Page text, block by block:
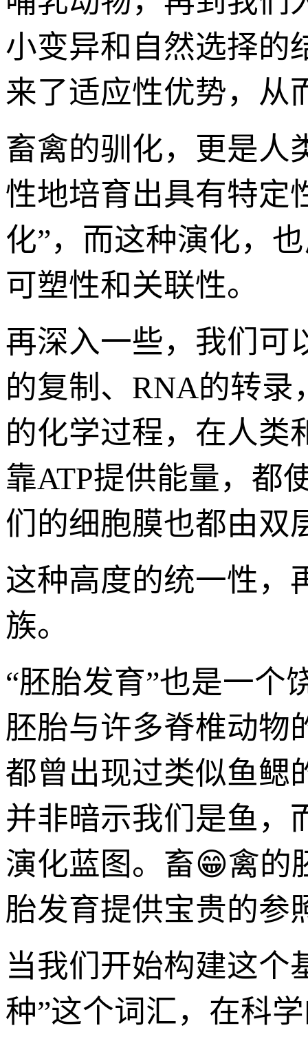
小变异和自然选择的
来了适应性优势，从
畜禽的驯化，更是人
性地培育出具有特定
化”，而这种演化，
可塑性和关联性。
再深入一些，我们可
的复制、RNA的转
的化学过程，在人类
靠ATP提供能量，都
们的细胞膜也都由双
这种高度的统一性，
族。
“胚胎发育”也是一个
胚胎与许多脊椎动物
都曾出现过类似鱼鳃
并非暗示我们是鱼，
演化蓝图。畜😁禽的
胎发育提供宝贵的参
当我们开始构建这个
种”这个词汇，在科